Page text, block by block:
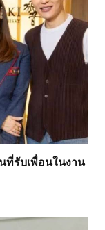
ที่รับเพื่อนในงาน